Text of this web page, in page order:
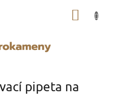
pipeta na